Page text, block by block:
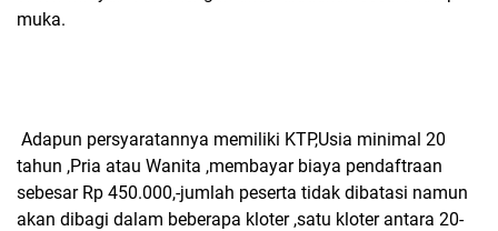
muka.
Adapun persyaratannya memiliki KTP,Usia minimal 20
tahun ,Pria atau Wanita ,membayar biaya pendaftraan
sebesar Rp 450.000,-jumlah peserta tidak dibatasi namun
akan dibagi dalam beberapa kloter ,satu kloter antara 20-